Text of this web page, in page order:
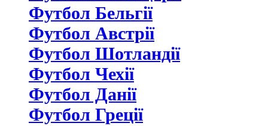
Футбол Бельгії
Футбол Австрії
Футбол Шотландії
Футбол Чехії
Футбол Данії
Футбол Греції